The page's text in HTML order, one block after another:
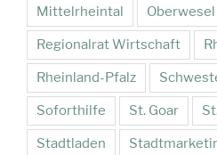
Mittelrheintal Oberwesel
Regionalrat Wirtschaft
Rheinland-Pfalz
Soforthilfe St. Goar
Stadtladen